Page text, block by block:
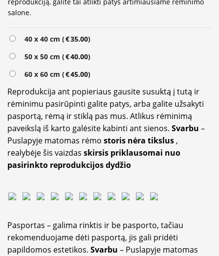
salone.
40 x 40 cm (€35.00)
50 x 50 cm (€40.00)
60 x 60 cm (€45.00)
Reprodukcija ant popieriaus gausite susuktą į tutą ir
rėminimu pasirūpinti galite patys, arba galite užsakyti
pasportą, rėmą ir stiklą pas mus. Atlikus rėminimą
paveikslą iš karto galėsite kabinti ant sienos. Svarbu –
Puslapyje matomas rėmo storis nėra tikslus ,
realybėje šis vaizdas skirsis priklausomai nuo
pasirinkto reprodukcijos dydžio
Pasportas – galima rinktis ir be pasporto, tačiau
rekomenduojame dėti pasportą, jis gali pridėti
papildomos estetikos. Svarbu – Puslapyje matomas